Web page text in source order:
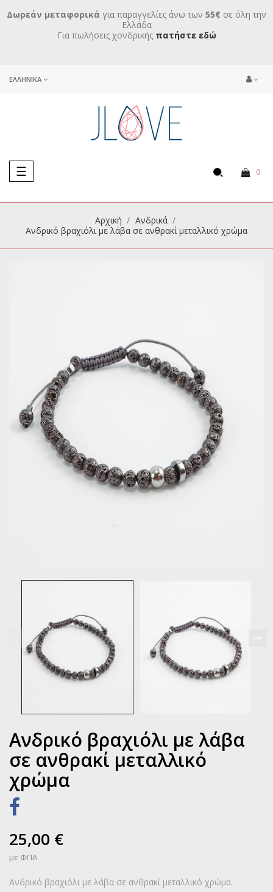
Δωρεάν μεταφορικά για παραγγελίες άνω των 55€ σε όλη την
Ελλάδα
Για πωλήσεις χονδρικής πατήστε εδώ
ΕΛΛΗΝΙΚΆ
Toggle
navigation
☰ 0
Αρχική
Ανδρικά
Ανδρικό βραχιόλι με λάβα σε ανθρακί μεταλλικό χρώμα
Ανδρικό βραχιόλι με λάβα
σε ανθρακί μεταλλικό
χρώμα
25,00 €
με ΦΠΑ
Ανδρικό βραχιόλι με λάβα σε ανθρακί μεταλλικό χρώμα.